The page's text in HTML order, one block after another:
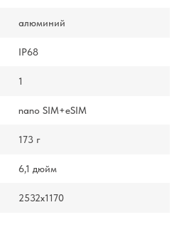
алюминий
IP68
1
nano SIM+eSIM
173 г
6,1 дюйм
2532x1170